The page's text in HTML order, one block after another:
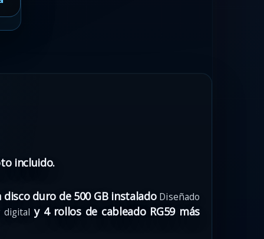
incluido.
duro de 500 GB instalado Diseñado
digital y 4 rollos de cableado RG59 más